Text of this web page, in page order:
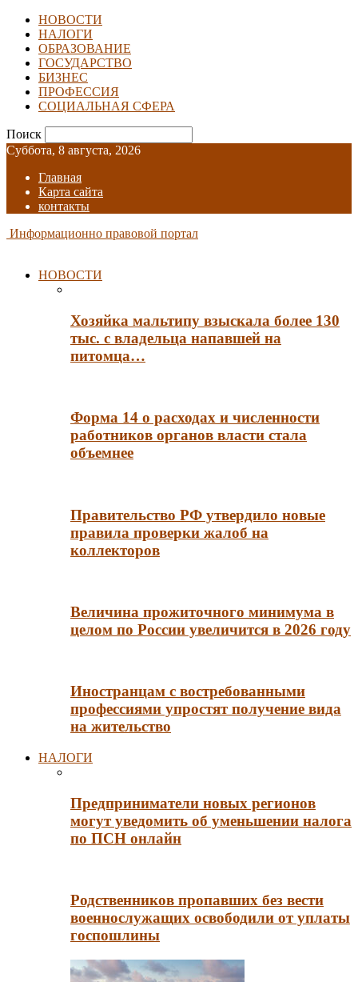
НОВОСТИ
НАЛОГИ
ОБРАЗОВАНИЕ
ГОСУДАРСТВО
БИЗНЕС
ПРОФЕССИЯ
СОЦИАЛЬНАЯ СФЕРА
Поиск
Суббота, 8 августа, 2026
Главная
Карта сайта
контакты
Информационно правовой портал
НОВОСТИ
Хозяйка мальтипу взыскала более 130
тыс. с владельца напавшей на
питомца…
Форма 14 о расходах и численности
работников органов власти стала
объемнее
Правительство РФ утвердило новые
правила проверки жалоб на
коллекторов
Величина прожиточного минимума в
целом по России увеличится в 2026 году
Иностранцам с востребованными
профессиями упростят получение вида
на жительство
НАЛОГИ
Предприниматели новых регионов
могут уведомить об уменьшении налога
по ПСН онлайн
Родственников пропавших без вести
военнослужащих освободили от уплаты
госпошлины